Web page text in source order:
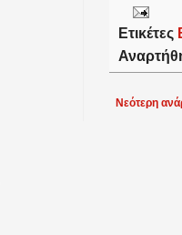
Ετικέτες
Νεότερη